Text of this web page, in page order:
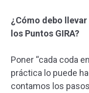
¿Cómo debo
los Puntos GIRA?
Poner “cada coda
práctica lo puede
contamos los